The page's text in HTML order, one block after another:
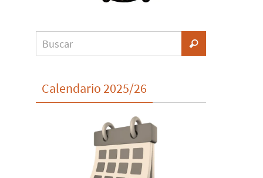
Calendario 2025/26